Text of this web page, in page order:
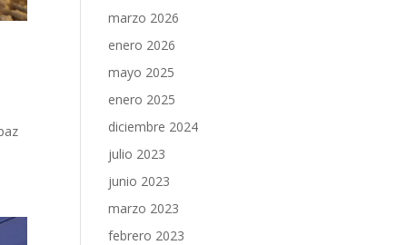
marzo 2026
enero 2026
mayo 2025
enero 2025
diciembre 2024
julio 2023
junio 2023
marzo 2023
febrero 2023